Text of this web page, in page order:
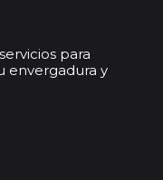
para
envergadura y